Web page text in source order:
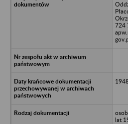
724
lat